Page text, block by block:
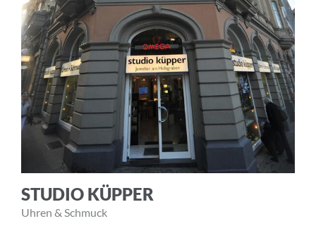
STUDIO KÜPPER
Uhren & Schmuck